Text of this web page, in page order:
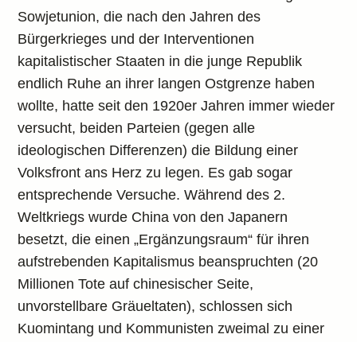
Sowjetunion, die nach den Jahren des
Bürgerkrieges und der Interventionen
kapitalistischer Staaten in die junge Republik
endlich Ruhe an ihrer langen Ostgrenze haben
wollte, hatte seit den 1920er Jahren immer wieder
versucht, beiden Parteien (gegen alle
ideologischen Differenzen) die Bildung einer
Volksfront ans Herz zu legen. Es gab sogar
entsprechende Versuche. Während des 2.
Weltkriegs wurde China von den Japanern
besetzt, die einen „Ergänzungsraum“ für ihren
aufstrebenden Kapitalismus beanspruchten (20
Millionen Tote auf chinesischer Seite,
unvorstellbare Gräueltaten), schlossen sich
Kuomintang und Kommunisten zweimal zu einer